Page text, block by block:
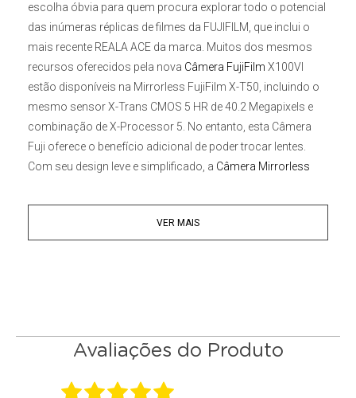
escolha óbvia para quem procura explorar todo o potencial
das inúmeras réplicas de filmes da FUJIFILM, que inclui o
mais recente REALA ACE da marca. Muitos dos mesmos
recursos oferecidos pela nova Câmera FujiFilm X100VI
estão disponíveis na Mirrorless FujiFilm X-T50, incluindo o
mesmo sensor X-Trans CMOS 5 HR de 40.2 Megapixels e
combinação de X-Processor 5. No entanto, esta Câmera
Fuji oferece o benefício adicional de poder trocar lentes.
Com seu design leve e simplificado, a Câmera Mirrorless
impressionantes com toda a simulação de filme ao seu
rapidamente o estilo de suas imagens em vez de navegar
opções de estilo de filme, também existem entalhes
VER MAIS
Avaliações do Produto